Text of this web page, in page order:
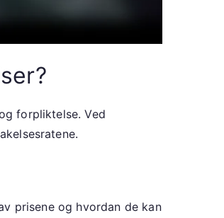
forpliktelse. Ved
prisene og hvordan de kan